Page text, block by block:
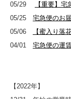
05/29
【重要】
05/25 宅急便のお
05/06
【蜜入り落
04/01 宅急便の運
【2022年】